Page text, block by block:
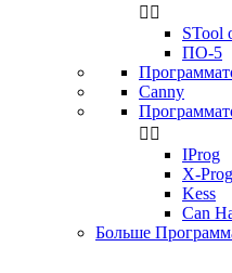
 
STool
ПО-5
Canny
 
IProg
X-Prog
Kess
Can
Больше